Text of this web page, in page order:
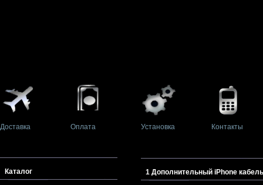
Доставка Оплата Установка Контакты
Каталог 1 Дополнительный iPhone